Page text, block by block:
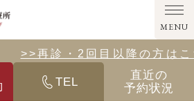
歯科なんば診療所」｜新年のご挨拶
MENU
TEL
直近の
予約状況
>>その他の診療メニューは
>>再診・2回目以降の方は